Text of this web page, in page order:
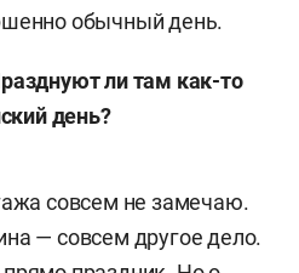
обычный день.
ли там как-то
день?
совсем не замечаю.
— совсем другое дело.